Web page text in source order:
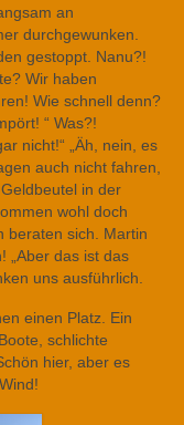
an
durchgewunken.
gestoppt. Nanu?!
Wir haben
Wie schnell denn?
“ Was?!
nicht!“ „Äh, nein, es
auch nicht fahren,
in der
wohl doch
beraten sich. Martin
„Aber das ist das
uns ausführlich.
einen Platz. Ein
schlichte
hier, aber es